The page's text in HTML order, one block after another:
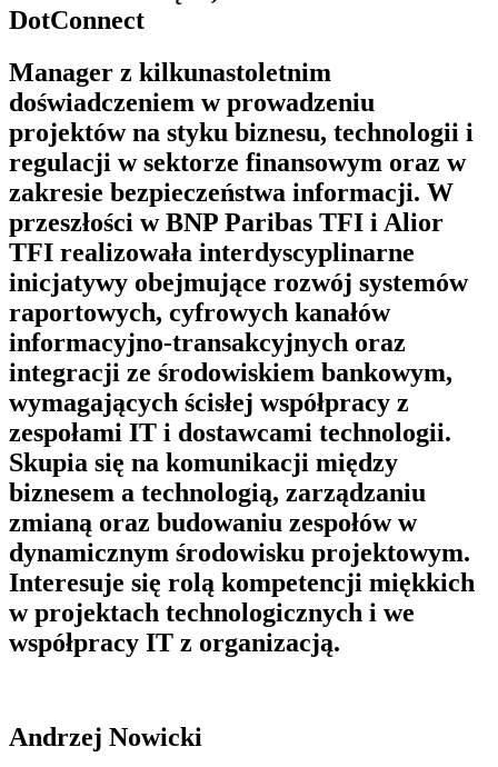
DotConnect
Manager z kilkunastoletnim
doświadczeniem w prowadzeniu
projektów na styku biznesu, technologii i
regulacji w sektorze finansowym oraz w
zakresie bezpieczeństwa informacji. W
przeszłości w BNP Paribas TFI i Alior
TFI realizowała interdyscyplinarne
inicjatywy obejmujące rozwój systemów
raportowych, cyfrowych kanałów
informacyjno-transakcyjnych oraz
integracji ze środowiskiem bankowym,
wymagających ścisłej współpracy z
zespołami IT i dostawcami technologii.
Skupia się na komunikacji między
biznesem a technologią, zarządzaniu
zmianą oraz budowaniu zespołów w
dynamicznym środowisku projektowym.
Interesuje się rolą kompetencji miękkich
w projektach technologicznych i we
współpracy IT z organizacją.
Andrzej Nowicki